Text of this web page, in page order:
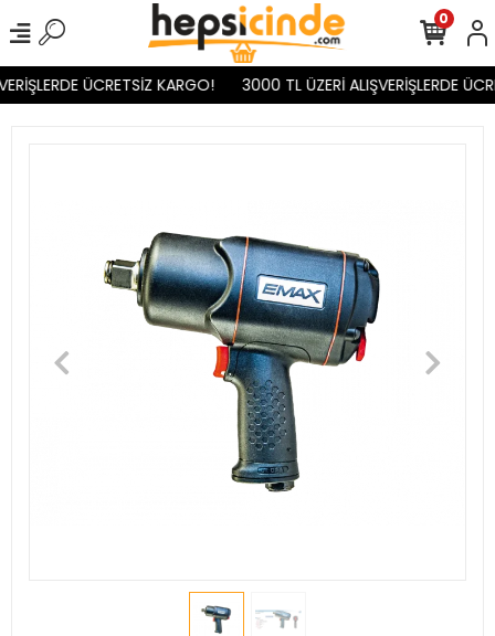
ÜCRETSİZ KARGO! 3000 TL ÜZERİ ALIŞVERİŞLERDE
0